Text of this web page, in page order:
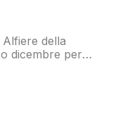
della
dicembre per
dello Stato per